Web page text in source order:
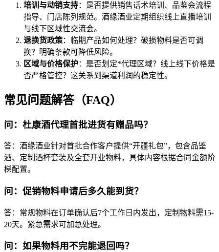
培训与动销支持：是否提供销售话术培训、品鉴会流程
指导、门店陈列规范。酒缘酒业定期组织线上直播培训
与线下区域性交流会。
退换货政策：临期产品如何处理？破损物料是否可调
换？明确条款可降低风险。
区域与价格保护：是否划定*代理区域？线上线下价格是
否严格管控？这关系到渠道利润的稳定性。
常见问题解答（FAQ）
问：杜康酒代理首批进货有赠品吗？
答：酒缘酒业针对首批合作客户提供“开疆礼包”，包含品鉴
酒、定制酒杯套装及全套开业物料，具体内容根据合同金额阶
梯配置。
问：促销物料申请后多久能到货？
答：常规物料在订单确认后7个工作日内发出，定制物料需15-
20天。紧急需求可加急处理。
问：如果物料用不完能退回吗？